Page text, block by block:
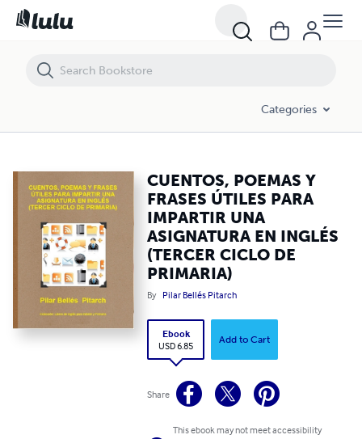
Categories
CUENTOS, POEMAS Y
FRASES ÚTILES PARA
IMPARTIR UNA
ASIGNATURA EN INGLÉS
(TERCER CICLO DE
PRIMARIA)
By Pilar Bellés Pitarch
Ebook
USD 6.85
Add to Cart
Share
This ebook may not meet accessibility
CUENTOS, POEMAS Y FRASES ÚTILES PARA IMPARTIR UNA